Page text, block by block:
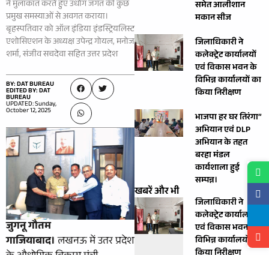
ने मुलाकात करते हुए उधोग जगत की कुछ
प्रमुख समस्याओं से अवगत कराया।
बृहस्पतिवार को ऑल इंडिया इंडस्ट्रियलिस्ट
एशोसिएशन के अध्यक्ष उपेन्द्र गोयल, मनोज
शर्मा, संजीव सचदेवा सहित उत्तर प्रदेश
BY: DAT BUREAU
EDITED BY: DAT
BUREAU
UPDATED: Sunday,
October 12, 2025
जुगनू गौतम
गाजियाबाद।लखनऊ में उतर प्रदेश
समेत आलीशान
मकान सीज
जिलाधिकारी ने
कलेक्ट्रेट कार्यालयों
एवं विकास भवन के
विभिन्न कार्यालयों का
किया निरीक्षण
भाजपा हर घर तिरंगा”
अभियान एवं DLP
अभियान के तहत
बरहा मंडल
कार्यशाला हुई
सम्पन्न।
खबरें और भी
जिलाधिकारी ने
कलेक्ट्रेट कार्यालयों
एवं विकास भवन के
विभिन्न कार्यालयों का